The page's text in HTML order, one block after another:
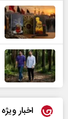
اخبار ویژه